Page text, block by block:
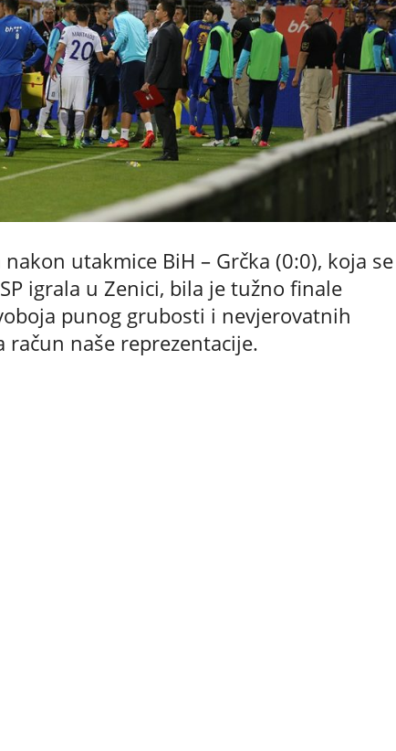
utakmice BiH – Grčka (0:0), koja se
igrala u Zenici, bila je tužno finale
punog grubosti i nevjerovatnih
račun naše reprezentacije.